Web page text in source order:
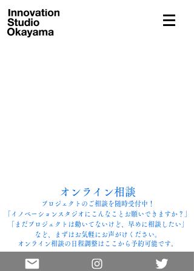
オンライン相談
​プロジェクトのご相談を随時受付中！
「イノベーションスタジオにこんなことお願いできますか？」
「まだプロジェクトは動いてないけど、早めに相談したい」
など、まずはお気軽にお声がけください。
オンライン相談の日程調整はここから予約可能です。